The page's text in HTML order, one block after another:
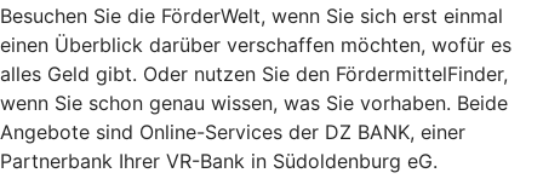
Besuchen Sie die FörderWelt, wenn Sie sich erst einmal
einen Überblick darüber verschaffen möchten, wofür es
alles Geld gibt. Oder nutzen Sie den FördermittelFinder,
wenn Sie schon genau wissen, was Sie vorhaben. Beide
Angebote sind Online-Services der DZ BANK, einer
Partnerbank Ihrer VR-Bank in Südoldenburg eG.